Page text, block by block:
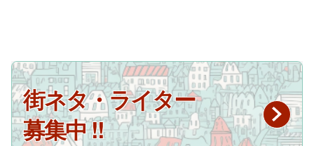
街ネタ・ライター
募集中 !!